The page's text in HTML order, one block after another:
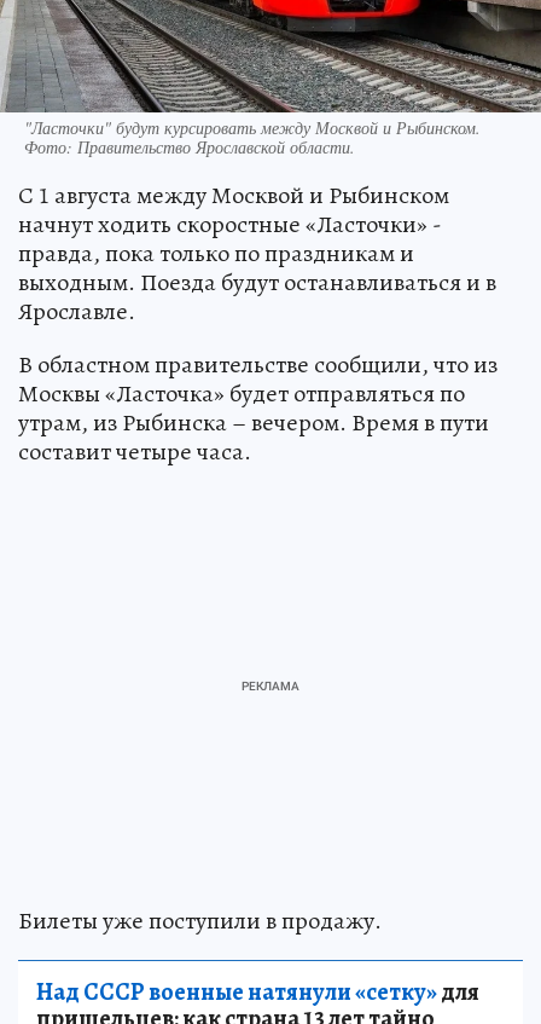
"Ласточки" будут курсировать между Москвой и Рыбинском.
Фото: Правительство Ярославской области.
С 1 августа между Москвой и Рыбинском
начнут ходить скоростные «Ласточки» -
правда, пока только по праздникам и
выходным. Поезда будут останавливаться и в
Ярославле.
В областном правительстве сообщили, что из
Москвы «Ласточка» будет отправляться по
утрам, из Рыбинска – вечером. Время в пути
составит четыре часа.
Билеты уже поступили в продажу.
Над СССР военные натянули «сетку»для